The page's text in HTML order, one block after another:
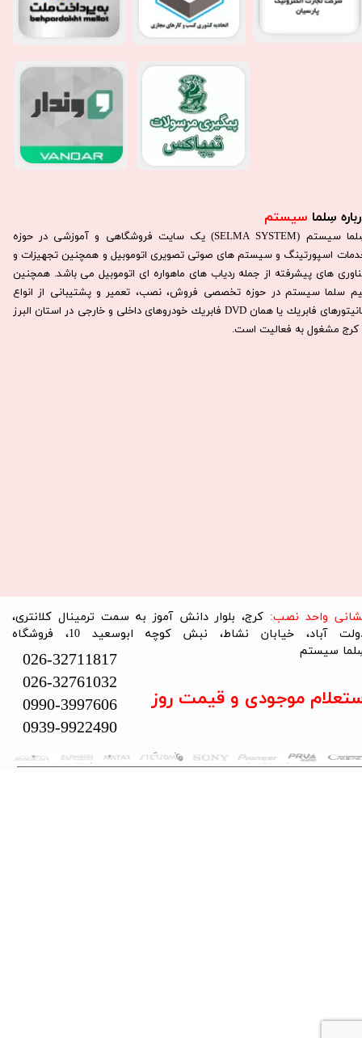
سِلما سیستم​​​​​​​
سِلما سيستم (SELMA SYSTEM) یک سایت فروشگاهی و آموزشی در حوزه
اسپورتینگ و سیستم های صوتی تصویری اتوموبیل و همچنین تجهیزات و
های پیشرفته از جمله ردیاب های ماهواره ای اتوموبیل می باشد. همچنين
سلما سيستم در حوزه تخصصی فروش، نصب، تعمير و پشتيبانی از انواع
مانيتورهای فابريك يا همان DVD فابريك خودروهای داخلی و خارجی در استان البرز
كرج مشغول به فعاليت است.​​​​​​​
تمام حقوق این سایت متعلق به فروشگاه سلما سیستم می‌باشد.
واحد نصب: کرج، بلوار دانش آموز به سمت ترمینال کلانتری،
دولت آباد، خیابان نشاط، نبش کوچه ابوسعید 10، فروشگاه
سیستم​​​​​​​
026-32711817
026-32761032
0990-3997606
0939-9922490
موجودی و قیمت روز